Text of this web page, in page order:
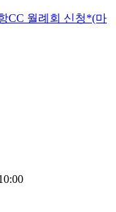
CC 월례회 신청*(마